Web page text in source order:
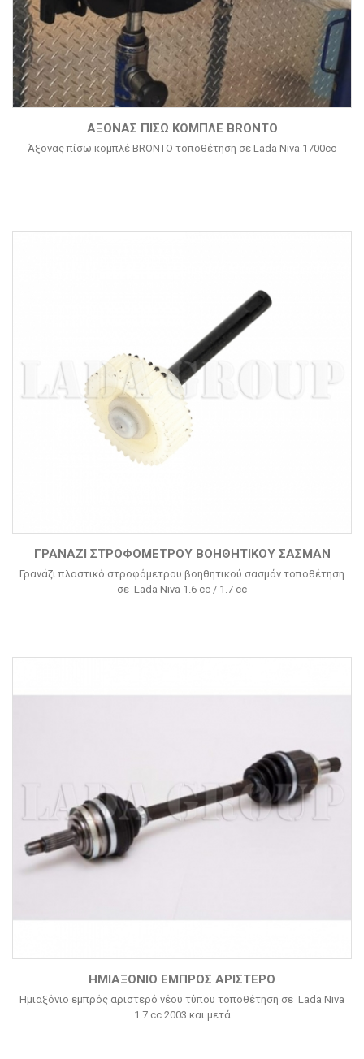
ΆΞΟΝΑΣ ΠΊΣΩ ΚΟΜΠΛΈ BRONTO
Άξονας πίσω κομπλέ BRONTO τοποθέτηση σε Lada Niva 1700cc
ΓΡΑΝΆΖΙ ΣΤΡΟΦΌΜΕΤΡΟΥ ΒΟΗΘΗΤΙΚΟΎ ΣΑΣΜΆΝ
Γρανάζι πλαστικό στροφόμετρου βοηθητικού σασμάν τοποθέτηση
σε Lada Niva 1.6 cc / 1.7 cc
ΗΜΙΑΞΌΝΙΟ ΕΜΠΡΌΣ ΑΡΙΣΤΕΡΌ
Ημιαξόνιο εμπρός αριστερό νέου τύπου τοποθέτηση σε Lada Niva
1.7 cc 2003 και μετά